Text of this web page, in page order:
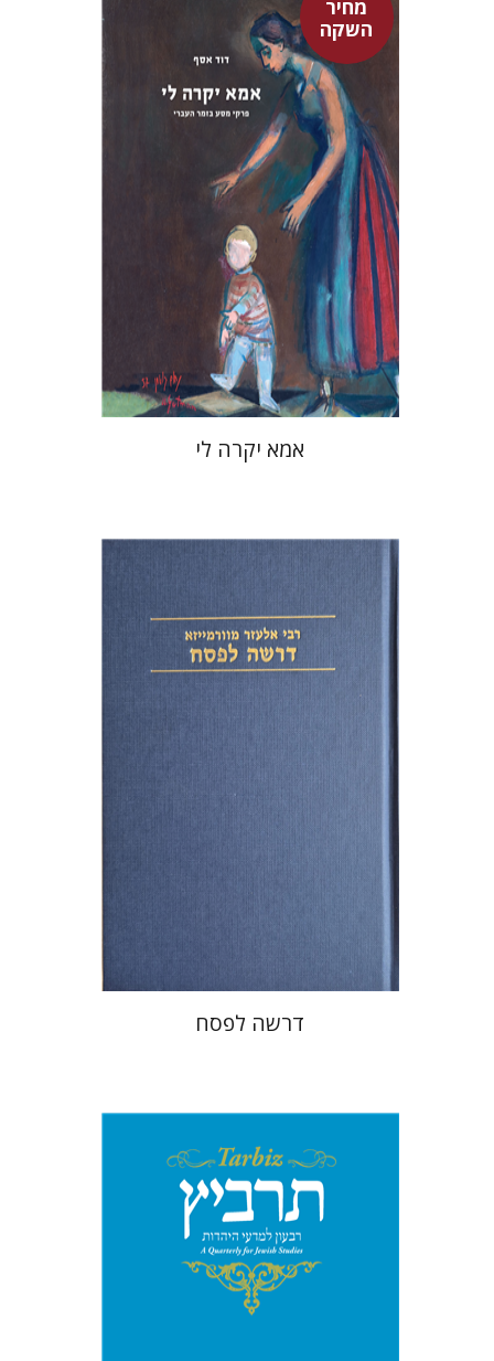
מחיר
השקהדוד אסף
מחיר השקה
$53
$37
אמא יקרה לי
אלעזר מוורמייזא
דרשה לפסח